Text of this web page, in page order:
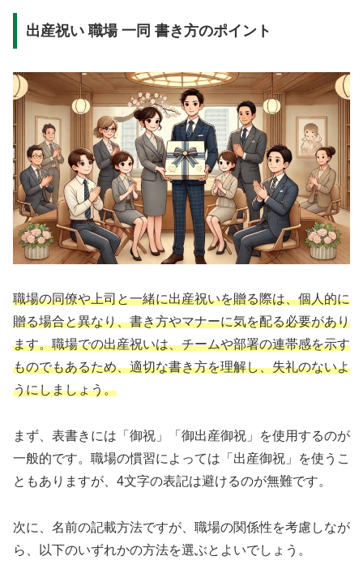
出産祝い 職場 一同 書き方のポイント
職場の同僚や上司と一緒に出産祝いを贈る際は、個人的に
贈る場合と異なり、書き方やマナーに気を配る必要があり
ます。職場での出産祝いは、チームや部署の連帯感を示す
ものでもあるため、適切な書き方を理解し、失礼のないよ
うにしましょう。
まず、表書きには「御祝」「御出産御祝」を使用するのが
一般的です。職場の慣習によっては「出産御祝」を使うこ
ともありますが、4文字の表記は避けるのが無難です。
次に、名前の記載方法ですが、職場の関係性を考慮しなが
ら、以下のいずれかの方法を選ぶとよいでしょう。